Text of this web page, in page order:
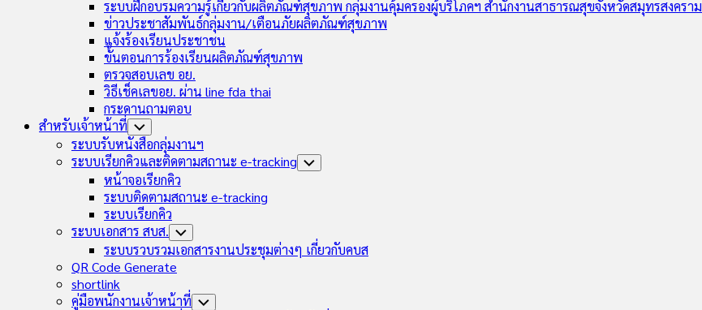
ระบบฝึกอบรมความรู้เกี่ยวกับผลิตภัณฑ์สุขภาพ กลุ่มงานคุ้มครองผู้บริโภคฯ สำนักงานสาธารณสุขจังหวัดสมุทรสงคราม
ข่าวประชาสัมพันธ์กลุ่มงาน/เตือนภัยผลิตภัณฑ์สุขภาพ
แจ้งร้องเรียนประชาชน
ขั้นตอนการร้องเรียนผลิตภัณฑ์สุขภาพ
ตรวจสอบเลข อย.
วิธีเช็คเลขอย. ผ่าน line fda thai
กระดานถามตอบ
สำหรับเจ้าหน้าที่ Toggle
Child
Menu
ระบบรับหนังสือกลุ่มงานฯ
ระบบเรียกคิวและติดตามสถานะ e-tracking Toggle
หน้าจอเรียกคิว
ระบบติดตามสถานะ e-tracking
ระบบเรียกคิว
ระบบเอกสาร สบส. Toggle
Child
Menu
ระบบรวบรวมเอกสารงานประชุมต่างๆ เกี่ยวกับคบส
QR Code Generate
shortlink
คู่มือพนักงานเจ้าหน้าที่ Toggle